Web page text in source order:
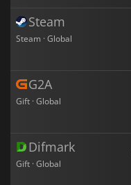
Steam
Steam · Global
G2A
Gift · Global
Difmark
Gift · Global